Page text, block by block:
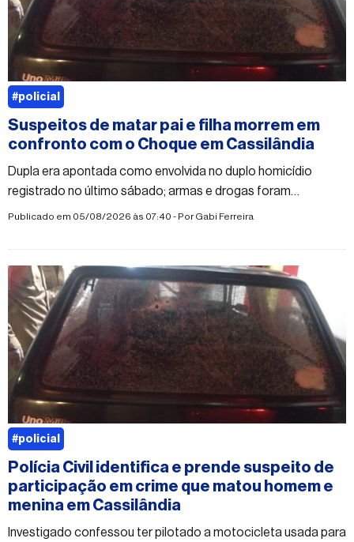
Suspeitos de matar pai e filha morrem em
confronto com o Choque em Cassilândia
Dupla era apontada como envolvida no duplo homicídio
registrado no último sábado; armas e drogas foram
apreendidas
Publicado em 05/08/2026 às 07:40 - PorGabi Ferreira
#policial
Polícia Civil identifica e prende suspeito de
participação em crime que matou homem e
menina em Cassilândia
Investigado confessou ter pilotado a motocicleta usada para
#policial